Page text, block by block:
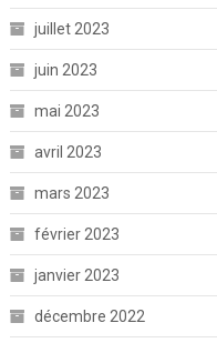
juillet 2023
juin 2023
mai 2023
avril 2023
mars 2023
février 2023
janvier 2023
décembre 2022